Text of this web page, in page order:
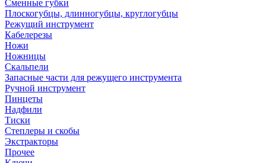
Сменные губки
Плоскогубцы, длинногубцы, круглогубцы
Режущий инструмент
Кабелерезы
Ножи
Ножницы
Скальпели
Запасные части для режущего инструмента
Ручной инструмент
Пинцеты
Надфили
Тиски
Степлеры и скобы
Экстракторы
Прочее